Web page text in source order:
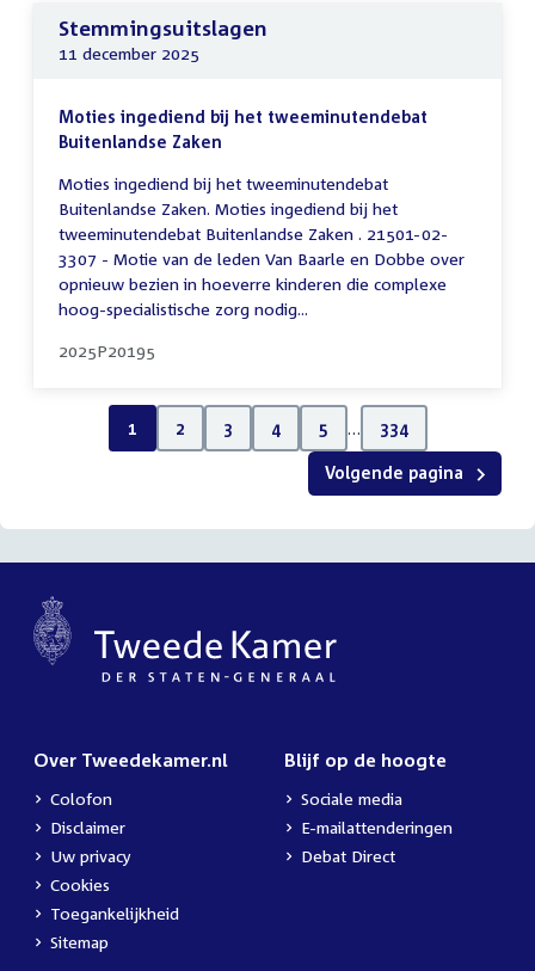
Stemmingsuitslagen
11 december 2025
Moties ingediend bij het tweeminutendebat
Buitenlandse Zaken
Moties ingediend bij het tweeminutendebat
Buitenlandse Zaken. Moties ingediend bij het
tweeminutendebat Buitenlandse Zaken . 21501-02-
3307 - Motie van de leden Van Baarle en Dobbe over
opnieuw bezien in hoeverre kinderen die complexe
hoog-specialistische zorg nodig...
2025P20195
1 2 3 4 5 … 334
Volgende pagina
Over Tweedekamer.nl
Colofon
Disclaimer
Uw privacy
Cookies
Toegankelijkheid
Sitemap
Blijf op de hoogte
Sociale media
E-mailattenderingen
Debat Direct